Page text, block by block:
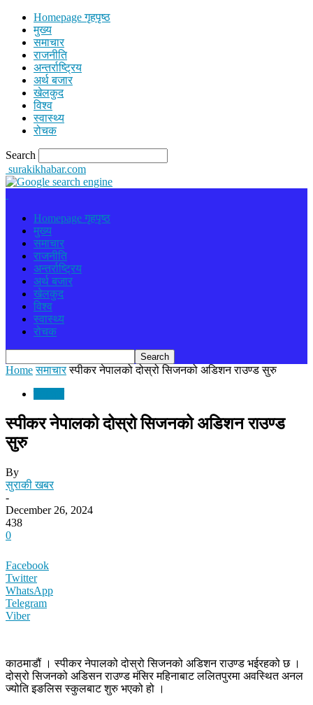
Homepage गृहपृष्ठ
मुख्य
समाचार
राजनीति
अन्तर्राष्ट्रिय
अर्थ बजार
खेलकुद
विश्व
स्वास्थ्य
रोचक
Search
surakikhabar.com
Homepage गृहपृष्ठ
मुख्य
समाचार
राजनीति
अन्तर्राष्ट्रिय
अर्थ बजार
खेलकुद
विश्व
स्वास्थ्य
रोचक
Home समाचार स्पीकर नेपालको दोस्रो सिजनको अडिशन राउण्ड सुरु
स्पीकर नेपालको दोस्रो सिजनको अडिशन राउण्ड
सुरु
By
सुराकी खबर
-
December 26, 2024
438
0
Facebook
Twitter
WhatsApp
Telegram
Viber
काठमाडौं । स्पीकर नेपालको दोस्रो सिजनको अडिशन राउण्ड भईरहको छ ।
दोस्रो सिजनको अडिसन राउण्ड मंसिर महिनाबाट ललितपुरमा अवस्थित अनल
ज्योति इङलिस स्कुलबाट शुरु भएको हो ।